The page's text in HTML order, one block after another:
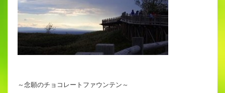
～念願のチョコレートファウンテン～